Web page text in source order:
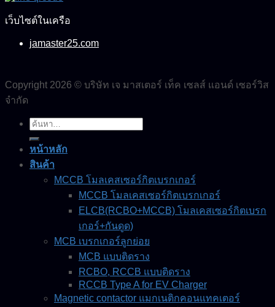
เว็บไซต์ในเครือ
jamaster25.com
Copyright 2026 © บริษัท เจ มาสเตอร์ เท็ค เซลส์ แอนด์ เซอร์วิส
จำกัด
ค้นหา:
หน้าหลัก
สินค้า
MCCB โมลเคสเซอร์กิตเบรกเกอร์
MCCB โมลเคสเซอร์กิตเบรกเกอร์
ELCB(RCBO+MCCB) โมลเคสเซอร์กิตเบรก
เกอร์+กันดูด)
MCB เบรกเกอร์ลูกย่อย
MCB แบบติดราง
RCBO, RCCB แบบติดราง
RCCB Type A for EV Charger
Magnetic contactor แมกเนติกคอนแทคเตอร์